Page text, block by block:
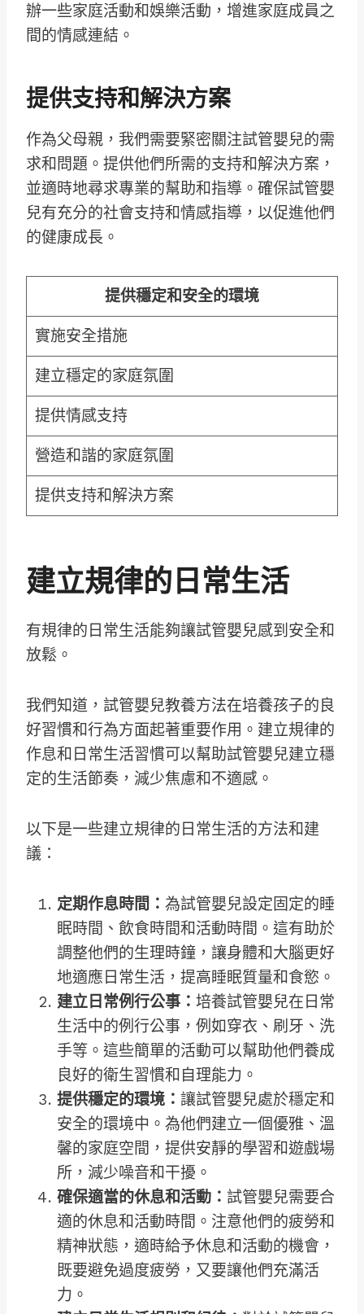
辦一些家庭活動和娛樂活動，增進家庭成員之
間的情感連結。
提供支持和解決方案
作為父母親，我們需要緊密關注試管嬰兒的需
求和問題。提供他們所需的支持和解決方案，
並適時地尋求專業的幫助和指導。確保試管嬰
兒有充分的社會支持和情感指導，以促進他們
的健康成長。
提供穩定和安全的環境
實施安全措施
建立穩定的家庭氛圍
提供情感支持
營造和諧的家庭氛圍
提供支持和解決方案
建立規律的日常生活
有規律的日常生活能夠讓試管嬰兒感到安全和
放鬆。
我們知道，試管嬰兒教養方法在培養孩子的良
好習慣和行為方面起著重要作用。建立規律的
作息和日常生活習慣可以幫助試管嬰兒建立穩
定的生活節奏，減少焦慮和不適感。
以下是一些建立規律的日常生活的方法和建
議：
定期作息時間： 為試管嬰兒設定固定的睡
眠時間、飲食時間和活動時間。這有助於
調整他們的生理時鐘，讓身體和大腦更好
地適應日常生活，提高睡眠質量和食慾。
建立日常例行公事： 培養試管嬰兒在日常
生活中的例行公事，例如穿衣、刷牙、洗
手等。這些簡單的活動可以幫助他們養成
良好的衛生習慣和自理能力。
提供穩定的環境： 讓試管嬰兒處於穩定和
安全的環境中。為他們建立一個優雅、溫
馨的家庭空間，提供安靜的學習和遊戲場
所，減少噪音和干擾。
確保適當的休息和活動： 試管嬰兒需要合
適的休息和活動時間。注意他們的疲勞和
精神狀態，適時給予休息和活動的機會，
既要避免過度疲勞，又要讓他們充滿活
力。